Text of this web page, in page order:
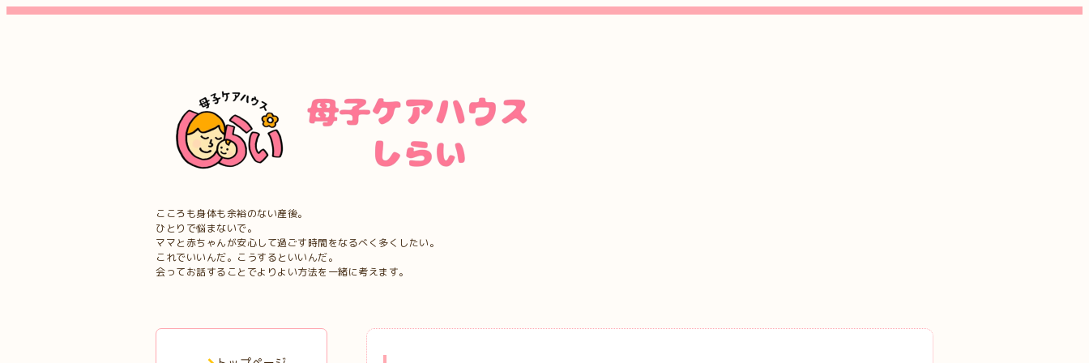
こころも身体も余裕のない産後。
ひとりで悩まないで。
ママと赤ちゃんが安心して過ごす時間をなるべく多くしたい。
これでいいんだ。こうするといいんだ。
会ってお話することでよりよい方法を一緒に考えます。